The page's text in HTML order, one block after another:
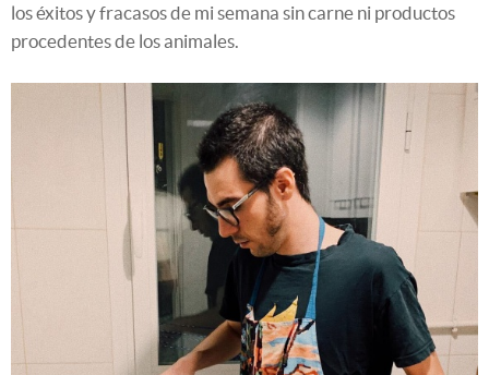
los éxitos y fracasos de mi semana sin carne ni productos
procedentes de los animales.